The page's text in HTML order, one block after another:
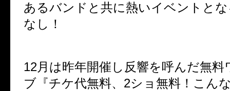
あるバンドと共に熱いイベントと
なし！
12月は昨年開催し反響を呼んだ無
ブ 『チケ代無料、 2ショ無料！こん